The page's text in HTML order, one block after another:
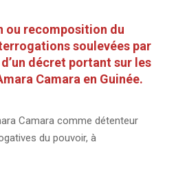
ou recomposition du
soulevées par
décret portant sur les
Camara en Guinée.
Camara comme détenteur
du pouvoir, à